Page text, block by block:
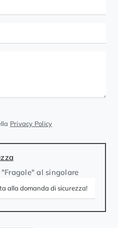
Privacy Policy
al singolare